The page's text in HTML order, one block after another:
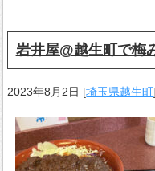
岩井屋@越生町で梅
2023年8月2日 [埼玉県越生町]